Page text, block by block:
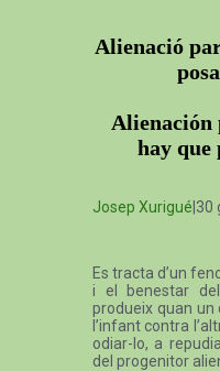
Alienació
Alienación
hay que
Josep Xurigué |30
Es tracta d’un
i el benestar
produeix quan un
l’infant contra
odiar-lo, a
del progenitor